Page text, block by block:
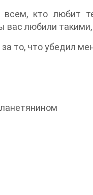
всем, кто любит
вас любили
то, что убедил